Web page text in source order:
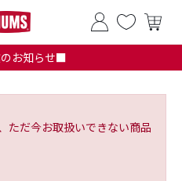
お知らせ■
ただ今お取扱いできない商品